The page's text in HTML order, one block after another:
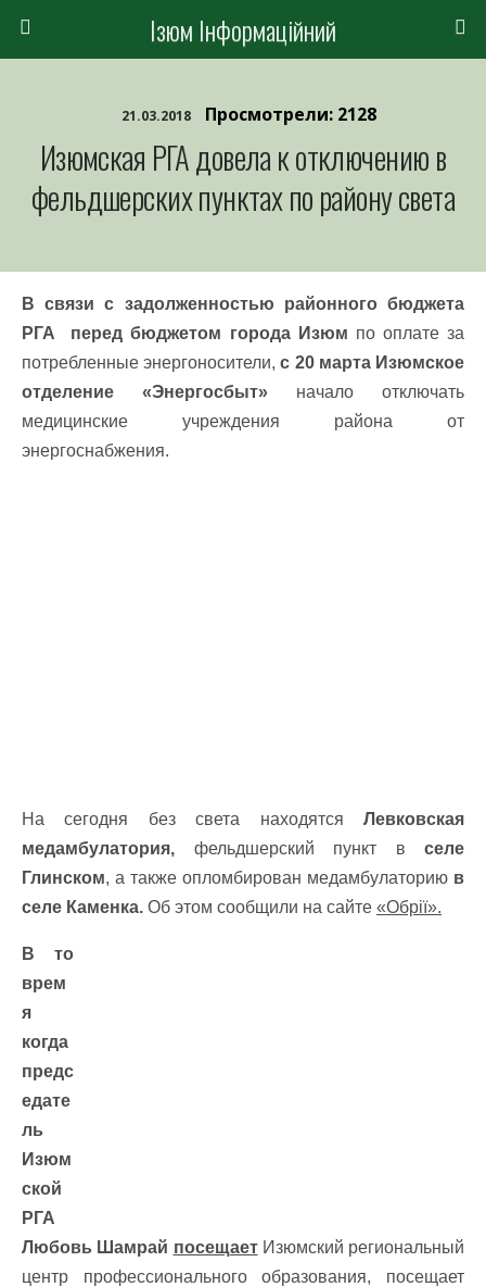
Ізюм Інформаційний
21.03.2018 Просмотрели: 2128
Изюмская РГА довела к отключению в
фельдшерских пунктах по району света
В связи с задолженностью районного бюджета
РГА перед бюджетом города Изюм по оплате за
потребленные энергоносители,с 20 марта Изюмское
отделение «Энергосбыт» начало отключать
медицинские учреждения района от
энергоснабжения.
На сегодня без света находятся Левковская
медамбулатория, фельдшерский пункт в селе
Глинском, а также опломбирован медамбулаторию в
селе Каменка. Об этом сообщили на сайте «Обрії».
В то
врем
я
когда
предс
едате
ль
Изюм
ской
РГА
Любовь Шамрай посещаетИзюмский региональный
центр профессионального образования, посещает